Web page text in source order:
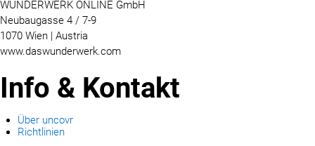
WUNDERWERK ONLINE GmbH
Neubaugasse 4 / 7-9
1070 Wien | Austria
www.daswunderwerk.com
Info & Kontakt
Über uncovr
Richtlinien